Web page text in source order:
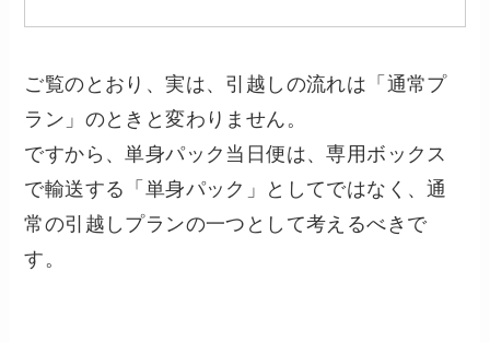
ご覧のとおり、実は、引越しの流れは「通常プ
ラン」のときと変わりません。
ですから、単身パック当日便は、専用ボックス
で輸送する「単身パック」としてではなく、通
常の引越しプランの一つとして考えるべきで
す。